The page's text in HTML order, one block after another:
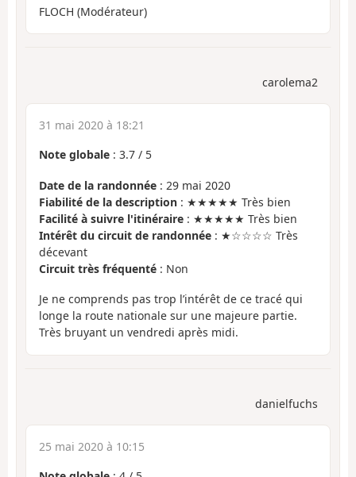
FLOCH (Modérateur)
carolema2
31 mai 2020 à 18:21
Note globale : 3.7 / 5
Date de la randonnée : 29 mai 2020
Fiabilité de la description : ★★★★★ Très bien
Facilité à suivre l'itinéraire : ★★★★★ Très bien
Intérêt du circuit de randonnée : ★☆☆☆☆ Très
décevant
Circuit très fréquenté : Non
Je ne comprends pas trop l’intérêt de ce tracé qui
longe la route nationale sur une majeure partie.
Très bruyant un vendredi après midi.
danielfuchs
25 mai 2020 à 10:15